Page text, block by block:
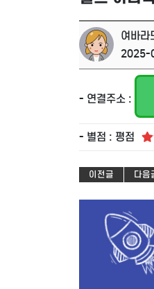
여바라
2025-
- 연결주소 :
- 별점 : 평점
이전글 다음